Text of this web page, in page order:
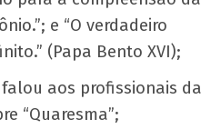
e “O verdadeiro
(Papa Bento XVI);
falou aos profissionais da
“Quaresma”;